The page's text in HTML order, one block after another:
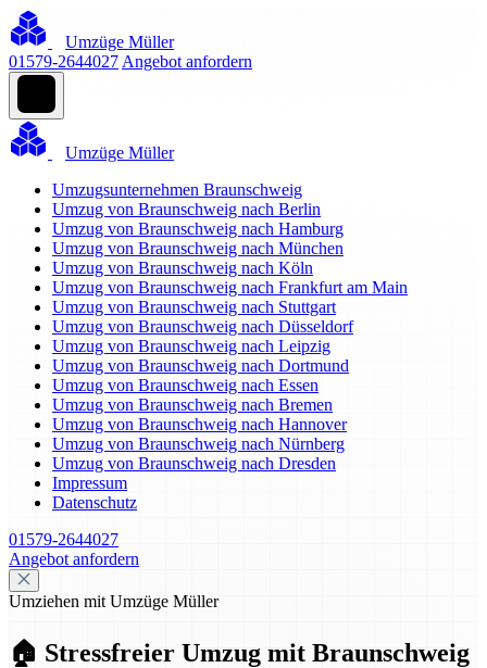
Umzüge Müller
01579-2644027 Angebot anfordern
Umzüge Müller
Umzugsunternehmen Braunschweig
Umzug von Braunschweig nach Berlin
Umzug von Braunschweig nach Hamburg
Umzug von Braunschweig nach München
Umzug von Braunschweig nach Köln
Umzug von Braunschweig nach Frankfurt am Main
Umzug von Braunschweig nach Stuttgart
Umzug von Braunschweig nach Düsseldorf
Umzug von Braunschweig nach Leipzig
Umzug von Braunschweig nach Dortmund
Umzug von Braunschweig nach Essen
Umzug von Braunschweig nach Bremen
Umzug von Braunschweig nach Hannover
Umzug von Braunschweig nach Nürnberg
Umzug von Braunschweig nach Dresden
Impressum
Datenschutz
01579-2644027
Angebot anfordern
Umziehen mit Umzüge Müller
🏠 Stressfreier Umzug mit Braunschweig